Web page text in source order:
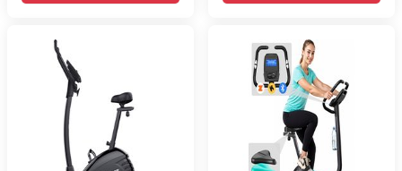
Hartslagsensoren -
Gemakkelijk te
transporteren -
Antislippedalen -
Homegym -
Stabiele structuur -
- Tablethouder -
Hartslagfunctie en
transportwielen